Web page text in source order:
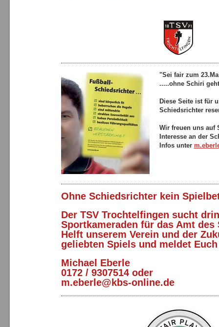
"Sei fair zum
.....ohne Schiri
Diese Seite ist für
Schiedsrichter
Wir freuen uns auf
Interesse an der
Infos unter
Ohne Schiedsrichter kein
Der TSV Trochtelfingen sucht
Sportkameraden für das Amt
Helft unserem Verein und der
geliebten Spiels und meldet
Michael Eberle
0172 / 9307514 oder
m.eberle@kbs-online.de